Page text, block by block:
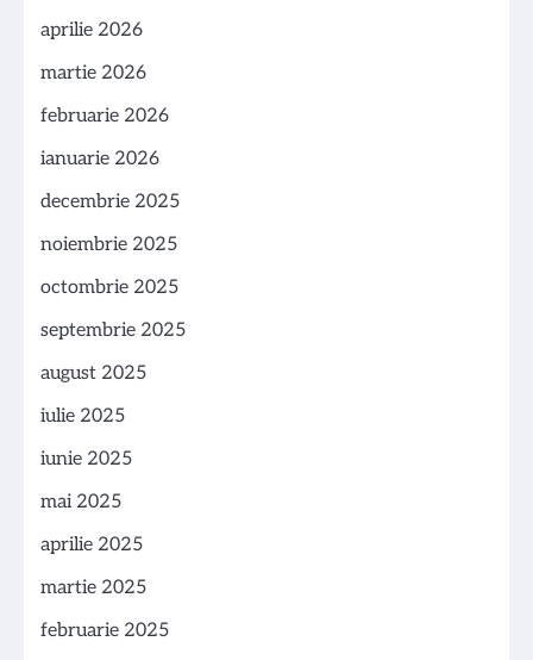
aprilie 2026
martie 2026
februarie 2026
ianuarie 2026
decembrie 2025
noiembrie 2025
octombrie 2025
septembrie 2025
august 2025
iulie 2025
iunie 2025
mai 2025
aprilie 2025
martie 2025
februarie 2025